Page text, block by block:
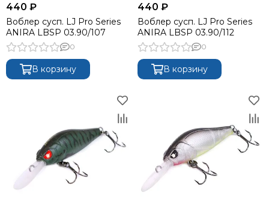
440 ₽
Воблер сусп. LJ Pro Series
ANIRA LBSP 03.90/107
0
В корзину
440 ₽
Воблер сусп. LJ Pro Series
ANIRA LBSP 03.90/112
0
В корзину